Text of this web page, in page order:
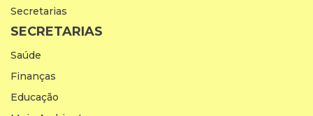
Secretarias
SECRETARIAS
Saúde
Finanças
Educação